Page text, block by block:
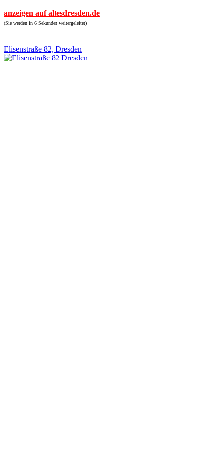
anzeigen auf altesdresden.de
(Sie werden in 6 Sekunden weitergeleitet)
Elisenstraße 82, Dresden